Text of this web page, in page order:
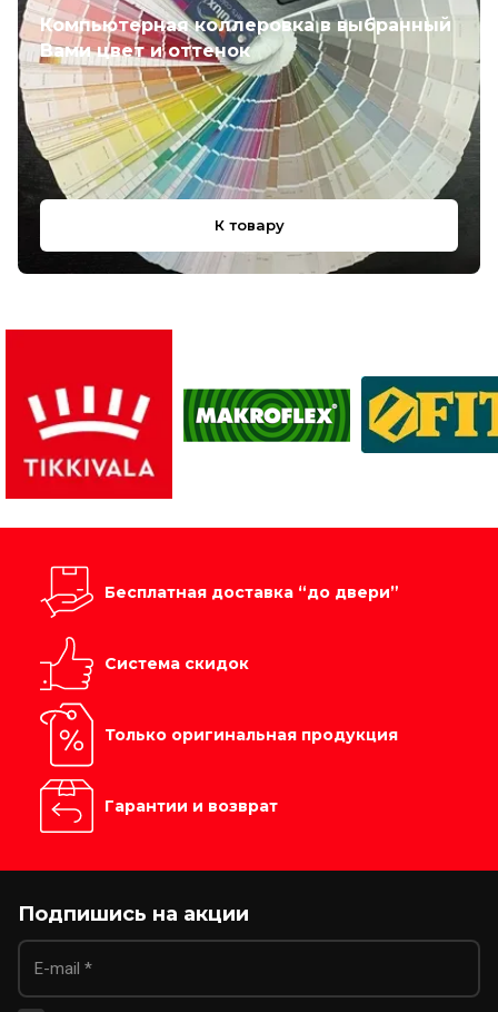
Компьютерная коллеровка в выбранный
Вами цвет и оттенок
К товару
Бесплатная доставка “до двери”
Система скидок
Только оригинальная продукция
Гарантии и возврат
Подпишись на акции